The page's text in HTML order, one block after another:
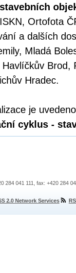
Ortofota
a dalších
Mladá
Brod,
Hradec.
je
cyklus -
284 041 111, fax: +420 284
2.0 Network Services